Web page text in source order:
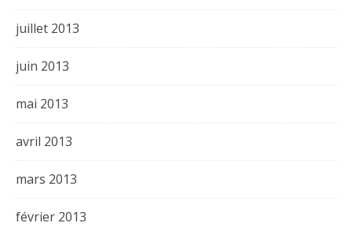
juillet 2013
juin 2013
mai 2013
avril 2013
mars 2013
février 2013